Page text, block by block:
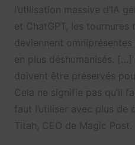
l’utilisation massive d’IA
et ChatGPT, les tournures
deviennent
en plus déshumanisés. […]
doivent être préservés
Cela ne signifie pas qu’il
faut l’utiliser avec plus de
Titah, CEO de Magic Post.